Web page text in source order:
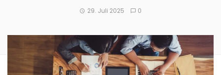
29. Juli 2025 0